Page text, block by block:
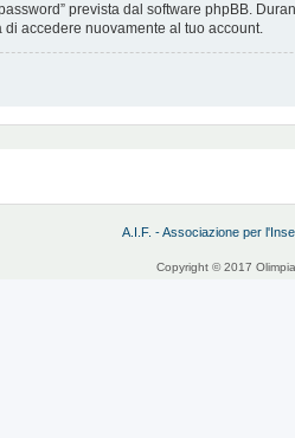
prevista dal software phpBB.
accedere nuovamente al tuo account.
A.I.F. - Associazione per
Copyright © 2017